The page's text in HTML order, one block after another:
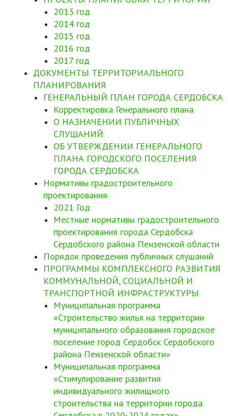
2013 год
2014 год
2015 год
2016 год
2017 год
ДОКУМЕНТЫ ТЕРРИТОРИАЛЬНОГО
ПЛАНИРОВАНИЯ
ГЕНЕРАЛЬНЫЙ ПЛАН ГОРОДА СЕРДОБСКА
Корректировка Генерального плана
О НАЗНАЧЕНИИ ПУБЛИЧНЫХ
СЛУШАНИЙ
ОБ УТВЕРЖДЕНИИ ГЕНЕРАЛЬНОГО
ПЛАНА ГОРОДСКОГО ПОСЕЛЕНИЯ
ГОРОДА СЕРДОБСКА
Нормативы градостроительного
проектирования
2021 Год
Местные нормативы градостроительного
проектирования города Сердобска
Сердобского района Пензенской области
Порядок проведения публичных слушаний
ПРОГРАММЫ КОМПЛЕКСНОГО РАЗВИТИЯ
КОММУНАЛЬНОЙ, СОЦИАЛЬНОЙ И
ТРАНСПОРТНОЙ ИНФРАСТРУКТУРЫ
Муниципальная программа
«Строительство жилья на территории
муниципального образования городское
поселение город Сердобск Сердобского
района Пензенской области»
Муниципальная программа
«Стимулирование развития
индивидуального жилищного
строительства на территории города